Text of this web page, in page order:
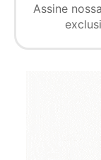
Assine